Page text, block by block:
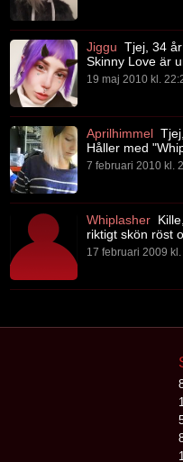
Jiggu Tjej, 34 år
Skinny Love är
19 maj 2010 kl.
Aprilhimmel
Håller med
7 februari 2010 kl.
Whiplasher
riktigt skön röst
17 februari 2009